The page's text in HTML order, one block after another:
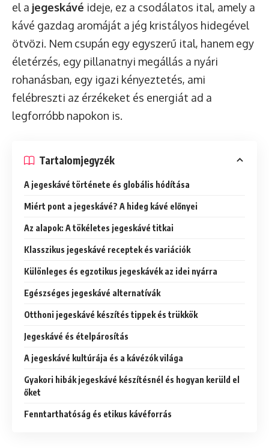
el a jegeskávé ideje, ez a csodálatos ital, amely a
kávé gazdag aromáját a jég kristályos hidegével
ötvözi. Nem csupán egy egyszerű ital, hanem egy
életérzés, egy pillanatnyi megállás a nyári
rohanásban, egy igazi kényeztetés, ami
felébreszti az érzékeket és energiát ad a
legforróbb napokon is.
Tartalomjegyzék
A jegeskávé története és globális hódítása
Miért pont a jegeskávé? A hideg kávé előnyei
Az alapok: A tökéletes jegeskávé titkai
Klasszikus jegeskávé receptek és variációk
Különleges és egzotikus jegeskávék az idei nyárra
Egészséges jegeskávé alternatívák
Otthoni jegeskávé készítés tippek és trükkök
Jegeskávé és ételpárosítás
A jegeskávé kultúrája és a kávézók világa
Gyakori hibák jegeskávé készítésnél és hogyan kerüld el
őket
Fenntarthatóság és etikus kávéforrás